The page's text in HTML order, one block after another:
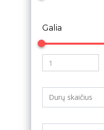
Galia